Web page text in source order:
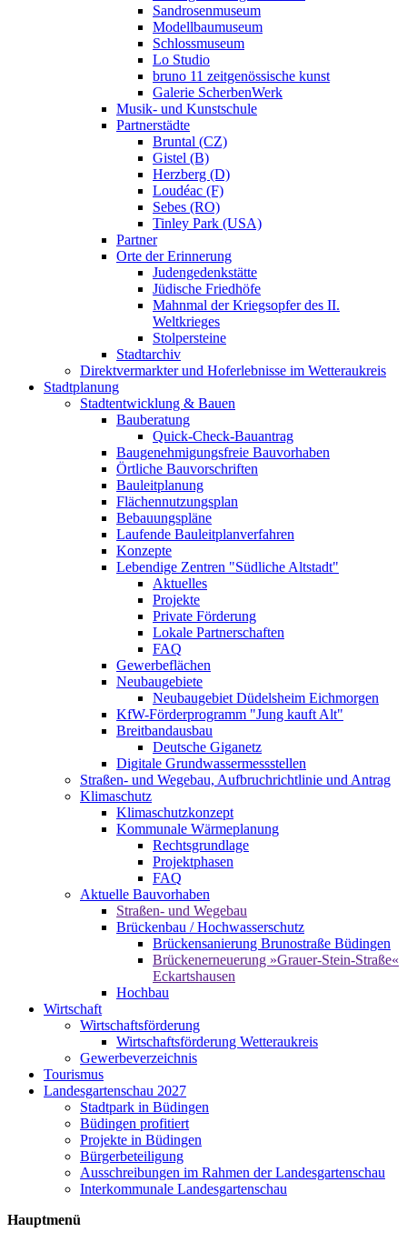
Sandrosenmuseum
Modellbaumuseum
Schlossmuseum
Lo Studio
bruno 11 zeitgenössische kunst
Galerie ScherbenWerk
Musik- und Kunstschule
Partnerstädte
Bruntal (CZ)
Gistel (B)
Herzberg (D)
Loudéac (F)
Sebes (RO)
Tinley Park (USA)
Partner
Orte der Erinnerung
Judengedenkstätte
Jüdische Friedhöfe
Mahnmal der Kriegsopfer des II.
Weltkrieges
Stolpersteine
Stadtarchiv
Direktvermarkter und Hoferlebnisse im Wetteraukreis
Stadtplanung
Stadtentwicklung & Bauen
Bauberatung
Quick-Check-Bauantrag
Baugenehmigungsfreie Bauvorhaben
Örtliche Bauvorschriften
Bauleitplanung
Flächennutzungsplan
Bebauungspläne
Laufende Bauleitplanverfahren
Konzepte
Lebendige Zentren "Südliche Altstadt"
Aktuelles
Projekte
Private Förderung
Lokale Partnerschaften
FAQ
Gewerbeflächen
Neubaugebiete
Neubaugebiet Düdelsheim Eichmorgen
KfW-Förderprogramm "Jung kauft Alt"
Breitbandausbau
Deutsche Giganetz
Digitale Grundwassermessstellen
Straßen- und Wegebau, Aufbruchrichtlinie und Antrag
Klimaschutz
Klimaschutzkonzept
Kommunale Wärmeplanung
Rechtsgrundlage
Projektphasen
FAQ
Aktuelle Bauvorhaben
Straßen- und Wegebau
Brückenbau / Hochwasserschutz
Brückensanierung Brunostraße Büdingen
Brückenerneuerung »Grauer-Stein-Straße«
Eckartshausen
Hochbau
Wirtschaft
Wirtschaftsförderung
Wirtschaftsförderung Wetteraukreis
Gewerbeverzeichnis
Tourismus
Landesgartenschau 2027
Stadtpark in Büdingen
Büdingen profitiert
Projekte in Büdingen
Bürgerbeteiligung
Ausschreibungen im Rahmen der Landesgartenschau
Interkommunale Landesgartenschau
Hauptmenü